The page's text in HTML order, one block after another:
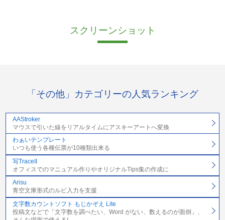
スクリーンショット
「その他」カテゴリーの人気ランキング
AAStroker
マウスで引いた線をリアルタイムにアスキーアートへ変換
わぁいテンプレート
いつも使う各種伝票が10種類出来る
写TraceII
オフィスでのマニュアル作りやオリジナルTips集の作成に
Arisu
青空文庫形式のルビ入力を支援
文字数カウントソフト もじかぞえ Lite
投稿文などで「文字数を調べたい、Word がない、数えるのが面倒」、